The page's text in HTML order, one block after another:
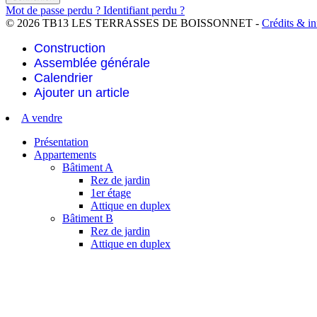
Mot de passe perdu ? Identifiant perdu ?
© 2026 TB13 LES TERRASSES DE BOISSONNET - Crédits &
Construction
Assemblée générale
Calendrier
Ajouter un article
A vendre
Présentation
Appartements
Bâtiment A
Rez de jardin
1er étage
Attique en duplex
Bâtiment B
Rez de jardin
Attique en duplex